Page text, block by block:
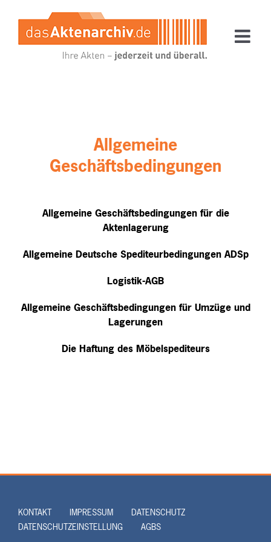
Inhalt
springen
Allgemeine
Geschäftsbedingungen
Allgemeine Geschäftsbedingungen für die
Aktenlagerung
Allgemeine Deutsche Spediteurbedingungen ADSp
Logistik-AGB
Allgemeine Geschäftsbedingungen für Umzüge und
Lagerungen
Die Haftung des Möbelspediteurs
KONTAKT IMPRESSUM
DATENSCHUTZ
DATENSCHUTZEINSTELLUNG
AGBS